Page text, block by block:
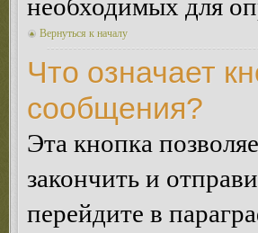
необходимых для
Вернуться к началу
Что означает
сообщения?
Эта кнопка
закончить и
перейдите в